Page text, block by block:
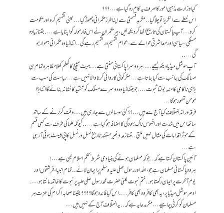
کیا وزارت مذہبی امور کا صرف یہ کام رہ گیا ہے…؟؟؟
اس خطے سے انگریز تو چلا گیا..مگر بدقسمتی سے اپنا طرز حکمرانی چھوڑ گیا… یعنی تقسیم کرو اور حکومت
کرو… آپ پاکستان کی تاریخ اٹھا کر دیکھ لیں، ہر حکمران نے اس فارمولہ کو اپنایا ہے…. جتنا زیادہ
مسلکی ، سیاسی اور معاشرتی حوالے سے ، عوام تقسیم در تقسیم رہے گی.. اتنا زیادہ حکمرانی ہموار ہو
گی…..
آپ سوشل میڈیا دیکھ لیجیے….ہر دوسرا پاکستانی مفتی ہے… ہیٹ سپیچ کا کھلم کھلا مظاہرہ تمام ہی
مسالک کی جانب سے کیا جاتا ہے… مگر کوئی کاروائی کرنا والا نہیں ہے… ریاست کی سب سے
بڑی ناکامی کا منہہ بولتا ثبوت…. جو جتنا زیادہ دوسرے مسلک کو تنقید کا نشانہ بنائے گا اتنا بڑا
مومن تصور ہو گا…
فرقہ ورانہ اختلاف کیا آج سے ہیں…؟؟ کئی سو سالوں سے جاری ہیں…وقت گزرنے کے ساتھ
ساتھ اس میں شدت اور افسوس ناک بہودگی کا اضافہ ہو گیا ہے….. کیونکہ علما کی طرف سے کسی قسم
کے موثر اقدامات کی مثال نہیں ملتی.. متنازعہ و غیر مستند تاریخ نسل در نسل کاپی پیسٹ ہوتی آ رہی
ہے…
آئین پاکستان کہتا ہے کہ.. جو کہ مسلمان ہونے کی بنیادی شرط بحکم اسلام بھی ہے… !
ہر وہ پاکستانی مسلمان ہے جو، اللہ اور رسول صلی علیہ وسلم پر ایمان لائے..تمام انبیا ، فرشتوں اور
یوم آخرت پر ایمان رکھتا ہو.. ختم نبوت یعنی حضرت محمد رسول صلی علیہ پر نبوت کا خاتمہ مانتا ہو….
ادھر سوشل میڈیا پر ، یہ بھی کافر وہ بھی کافر…. اس کیا فائدہ ہو گا؟؟؟؟ یقینا صحابہ اکرام کی عزت ہر
مسلمان کو کرنی چاہیے… مگر مدعا یہ ہے کہ.. یہ اختلاف آج کے نہیں ہیں…